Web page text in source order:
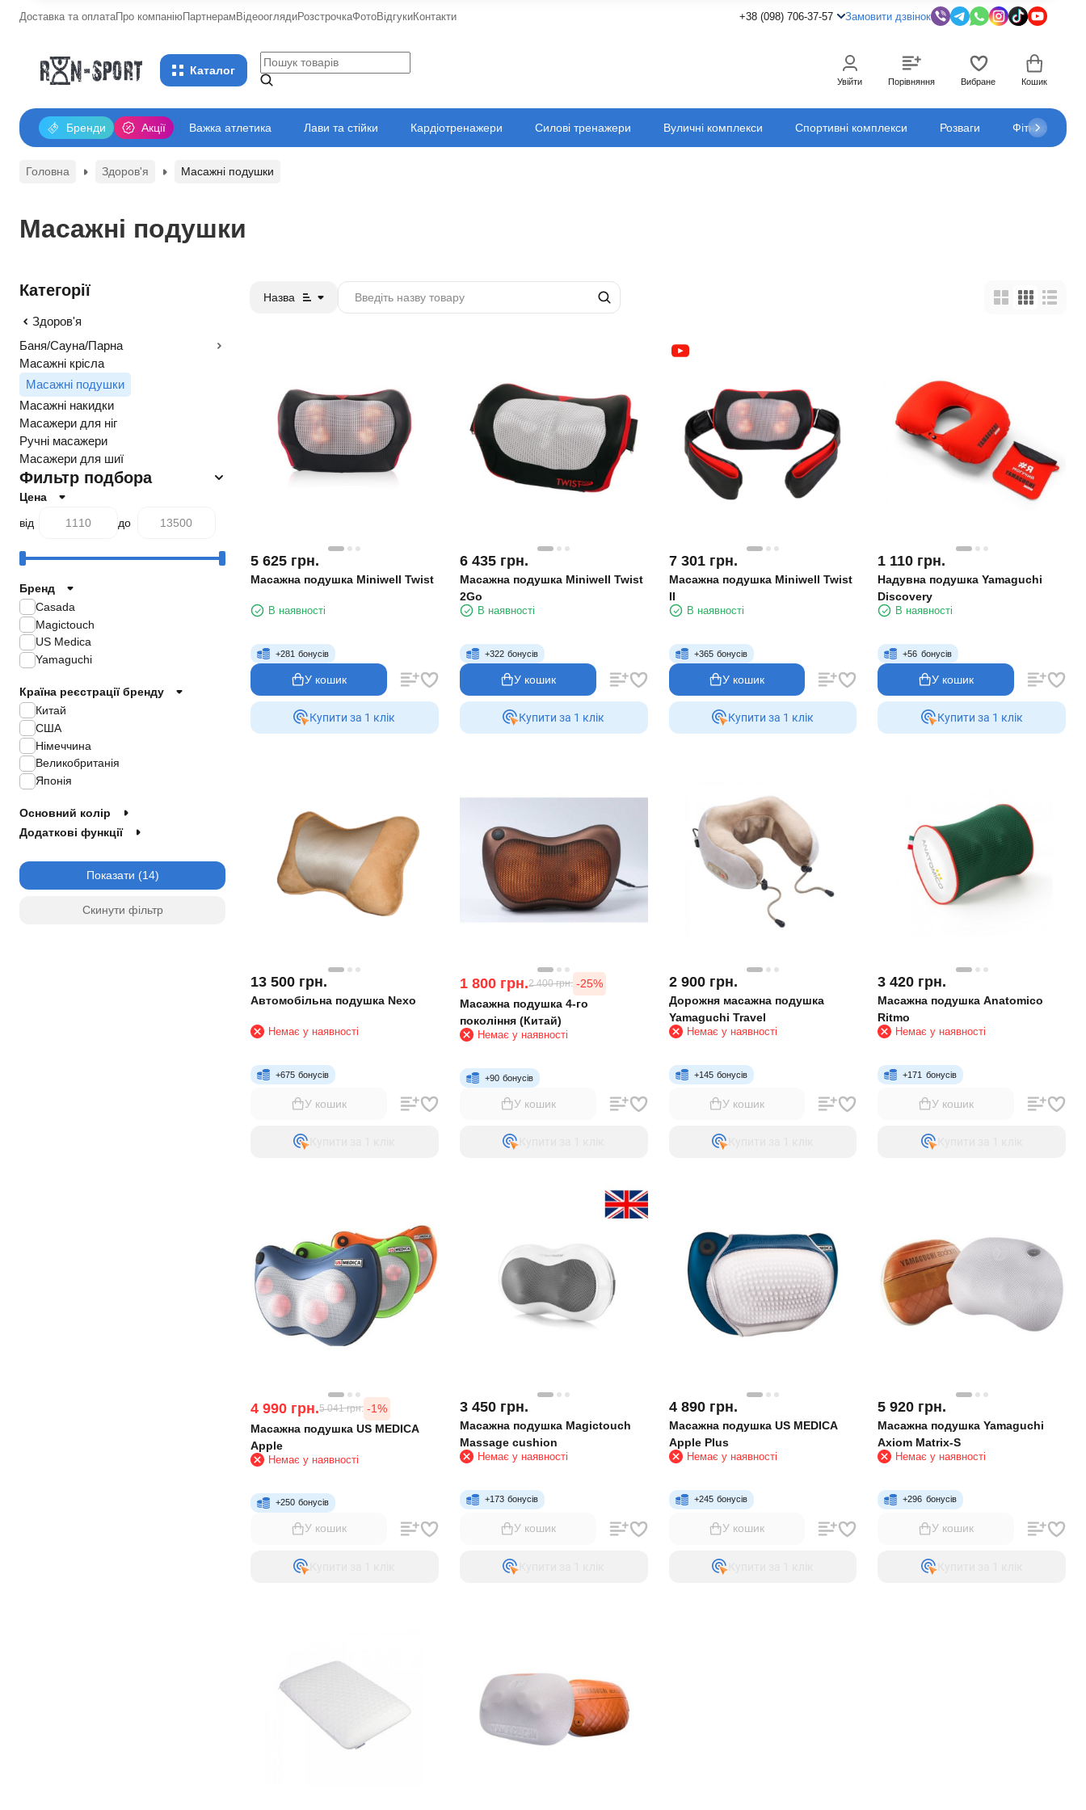
Доставка та оплатаПро компаніюПартнерамВідеооглядиРозстрочкаФотоВідгукиКонтакти +38 (098) 706-37-57 Замовити дзвінок
Каталог
Увійти Порівняння Вибране Кошик
Акції
Бренди Важка атлетика Лави та стійки Кардіотренажери Силові тренажери Вуличні комплекси Спортивні комплекси Розваги Фітнес
Головна Здоров'я Масажні подушки
Масажні подушки
Назва
5 625 грн.
Масажна подушка Miniwell Twist
В наявності
+281 бонусів
У кошик
Купити за 1 клiк
6 435 грн.
Масажна подушка Miniwell Twist
2Go
В наявності
+322 бонусів
У кошик
Купити за 1 клiк
7 301 грн.
Масажна подушка Miniwell Twist
II
В наявності
+365 бонусів
У кошик
Купити за 1 клiк
1 110 грн.
Надувна подушка Yamaguchi
Discovery
В наявності
+56 бонусів
У кошик
Купити за 1 клiк
13 500 грн.
Автомобільна подушка Nexo
Немає у наявності
+675 бонусів
У кошик
1 800 грн.2 400 грн. -25%
Масажна подушка 4-го
покоління (Китай)
Немає у наявності
+90 бонусів
У кошик
2 900 грн.
Дорожня масажна подушка
Yamaguchi Travel
Немає у наявності
+145 бонусів
У кошик
Купити за 1 клiк
3 420 грн.
Масажна подушка Anatomico
Ritmo
Немає у наявності
+171 бонусів
У кошик
Купити за 1 клiк
4 990 грн.5 041 грн. -1%
Масажна подушка US MEDICA
Apple
Немає у наявності
+250 бонусів
У кошик
3 450 грн.
Масажна подушка Magictouch
Massage cushion
Немає у наявності
+173 бонусів
У кошик
4 890 грн.
Масажна подушка US MEDICA
Apple Plus
Немає у наявності
+245 бонусів
У кошик
Купити за 1 клiк
5 920 грн.
Масажна подушка Yamaguchi
Axiom Matrix-S
Немає у наявності
+296 бонусів
У кошик
Купити за 1 клiк
Категорії
Здоров'я
Баня/Сауна/Парна
Масажні крісла
Масажні подушки
Масажні накидки
Масажери для ніг
Ручні масажери
Масажери для шиї
Фильтр подбора
Цена
від
до
Бренд
Casada
Magictouch
US Medica
Yamaguchi
Країна реєстрації бренду
Китай
США
Німеччина
Великобританія
Японія
Основний колір
Додаткові функції
Показати
Скинути фільтр